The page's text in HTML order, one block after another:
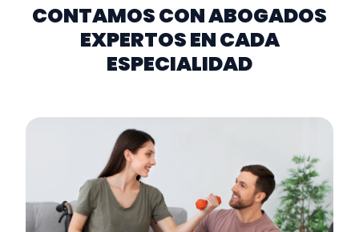
CONTAMOS CON ABOGADOS
EXPERTOS EN CADA
ESPECIALIDAD